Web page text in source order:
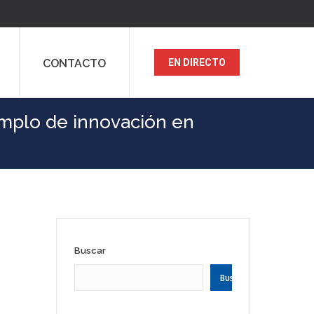
CONTACTO EN DIRECTO
de innovación en
Buscar
Buscar